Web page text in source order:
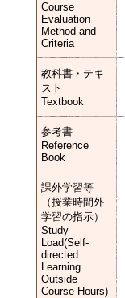
Course
Evaluation
Method and
Criteria
教科書・テキ
スト
Textbook
参考書
Reference
Book
課外学習等
（授業時間外
学習の指示）
Study
Load(Self-
directed
Learning
Outside
Course Hours)